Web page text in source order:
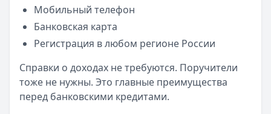
Мобильный телефон
Банковская карта
Регистрация в любом регионе России
Справки о доходах не требуются. Поручители
тоже не нужны. Это главные преимущества
перед банковскими кредитами.